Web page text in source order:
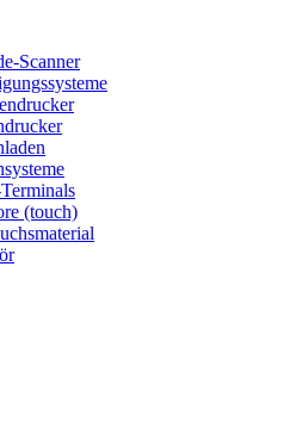
Scanner
(touch)